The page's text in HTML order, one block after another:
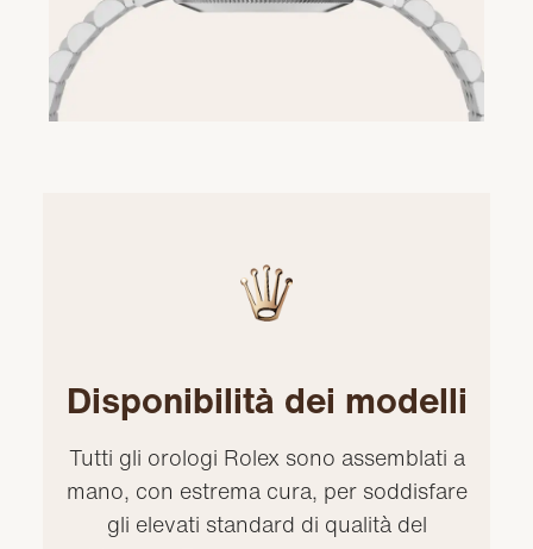
Disponibilità dei modelli
Tutti gli orologi Rolex sono assemblati a
mano, con estrema cura, per soddisfare
gli elevati standard di qualità del